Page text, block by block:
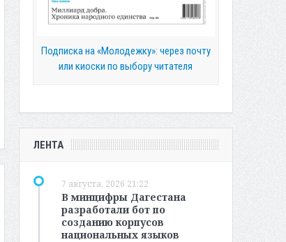
Подписка на «Молодежку»: через почту
или киоски по выбору читателя
ЛЕНТА
7 августа, 2026 21:22
В минцифры Дагестана
разработали бот по
созданию корпусов
национальных языков